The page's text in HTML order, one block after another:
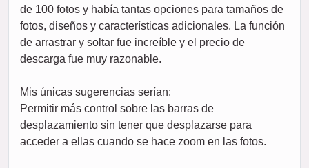
de 100 fotos y había tantas opciones para tamaños de
fotos, diseños y características adicionales. La función
de arrastrar y soltar fue increíble y el precio de
descarga fue muy razonable.
Mis únicas sugerencias serían:
Permitir más control sobre las barras de
desplazamiento sin tener que desplazarse para
acceder a ellas cuando se hace zoom en las fotos.